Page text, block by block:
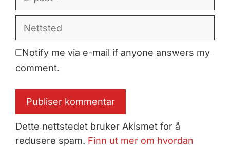
post
Nettsted
Notify me via e-mail if anyone answers my
comment.
Dette nettstedet bruker Akismet for å
redusere spam. Finn ut mer om hvordan